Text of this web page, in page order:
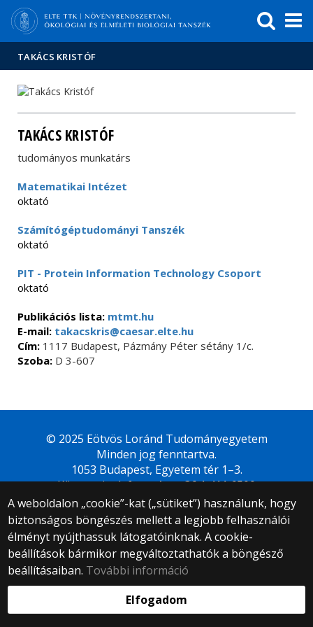
Hírek
Események
ELTE a
sajtóban
TAKÁCS KRISTÓF
TAKÁCS KRISTÓF
tudományos munkatárs
Matematikai Intézet
oktató
Számítógéptudományi Tanszék
oktató
PIT - Protein Information Technology Csoport
oktató
Publikációs lista: mtmt.hu
E-mail: takacskris@caesar.elte.hu
Cím: 1117 Budapest, Pázmány Péter sétány 1/c.
Szoba: D 3-607
A weboldalon „cookie”-kat („sütiket”) használunk, hogy
biztonságos böngészés mellett a legjobb felhasználói
élményt nyújthassuk látogatóinknak. A cookie-
beállítások bármikor megváltoztathatók a böngésző
beállításaiban. További információ
Elfogadom
© 2025 Eötvös Loránd Tudományegyetem
Minden jog fenntartva.
1053 Budapest, Egyetem tér 1–3.
Központi telefonszám: +36 1 411 6500
Webfejlesztés: